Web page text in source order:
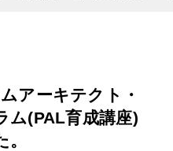
アーキテクト・
ム(PAL育成講座)